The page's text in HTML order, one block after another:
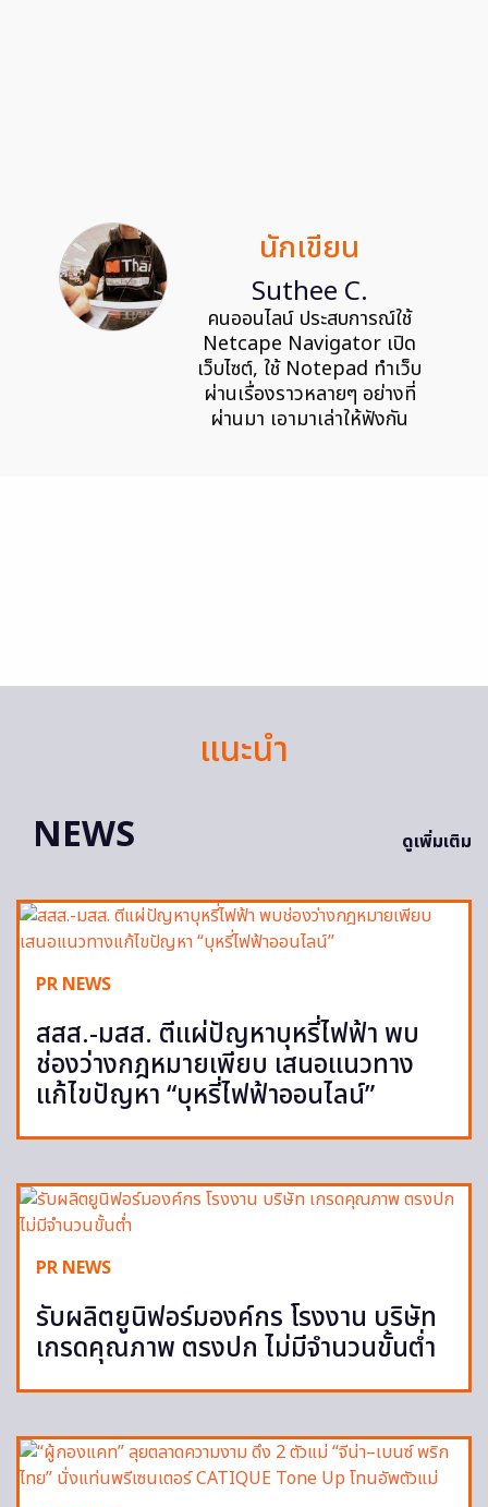
นักเขียน
Suthee C.
คนออนไลน์ ประสบการณ์ใช้
Netcape Navigator เปิด
เว็บไซต์, ใช้ Notepad ทำเว็บ
ผ่านเรื่องราวหลายๆ อย่างที่
ผ่านมา เอามาเล่าให้ฟังกัน
แนะนำ
NEWS
ดูเพิ่มเติม
PR NEWS
สสส.-มสส. ตีแผ่ปัญหาบุหรี่ไฟฟ้า พบ
ช่องว่างกฎหมายเพียบ เสนอแนวทาง
แก้ไขปัญหา “บุหรี่ไฟฟ้าออนไลน์”
PR NEWS
รับผลิตยูนิฟอร์มองค์กร โรงงาน บริษัท
เกรดคุณภาพ ตรงปก ไม่มีจำนวนขั้นต่ำ